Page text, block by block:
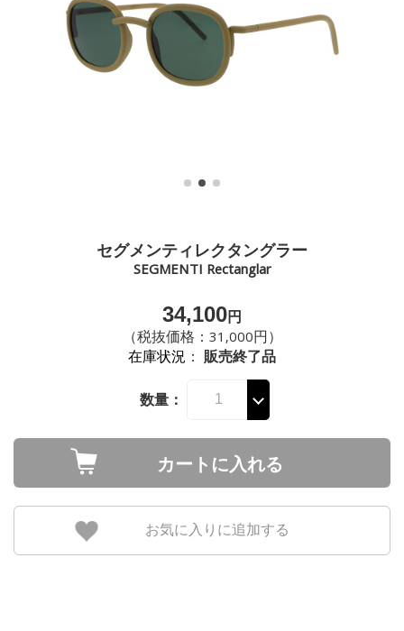
セグメンティレクタングラー
SEGMENTI Rectanglar
34,100円
（税抜価格：31,000円）
在庫状況 ： 販売終了品
数量：
カートに入れる
お気に入りに追加する